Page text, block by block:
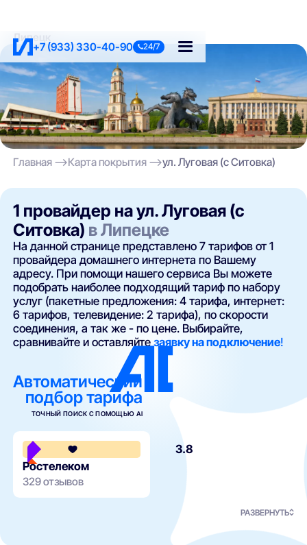
+7 (933) 330-40-90 24/7
Липецк
Главная Карта покрытия ул. Луговая (с Ситовка)
1 провайдер на ул. Луговая (с
Ситовка) в Липецке
На данной странице представлено 7 тарифов от 1
провайдера домашнего интернета по Вашему
адресу. При помощи нашего сервиса Вы можете
подобрать наиболее подходящий тариф по набору
услуг (пакетные предложения: 4 тарифа, интернет:
6 тарифов, телевидение: 2 тарифа), по скорости
соединения, а так же - по цене. Выбирайте,
сравнивайте и оставляйтезаявку на подключение!
Автоматический
подбор тарифа
ТОЧНЫЙ ПОИСК С ПОМОЩЬЮ AI
3.8
Ростелеком
329 отзывов
РАЗВЕРНУТЬ